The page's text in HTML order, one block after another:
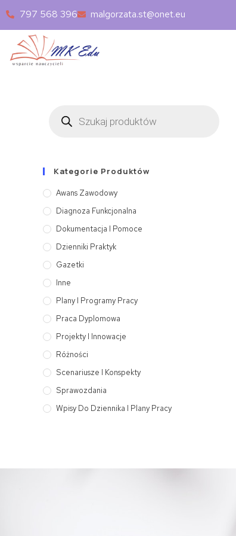
797 568 396 malgorzata.st@onet.eu
Kategorie Produktów
Awans Zawodowy
Diagnoza Funkcjonalna
Dokumentacja I Pomoce
Dzienniki Praktyk
Gazetki
Inne
Plany I Programy Pracy
Praca Dyplomowa
Projekty I Innowacje
Różności
Scenariusze I Konspekty
Sprawozdania
Wpisy Do Dziennika I Plany Pracy